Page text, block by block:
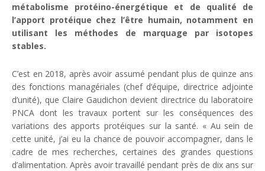
métabolisme protéino-énergétique et de qualité de
l’apport protéique chez l’être humain, notamment en
utilisant les méthodes de marquage par isotopes
stables.
C’est en 2018, après avoir assumé pendant plus de quinze ans
des fonctions managériales (chef d’équipe, directrice adjointe
d’unité), que Claire Gaudichon devient directrice du laboratoire
PNCA dont les travaux portent sur les conséquences des
variations des apports protéiques sur la santé. « Au sein de
cette unité, j’ai eu la chance de pouvoir accompagner, dans le
cadre de mes recherches, certaines des grandes questions
d’alimentation. Après avoir travaillé pendant près de dix ans sur